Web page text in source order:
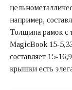
например,
Толщина рамок с
MagicBook 15-
составляет 15-
крышки есть